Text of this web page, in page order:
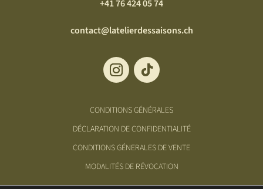
+41 76 424 05 74
contact@latelierdessaisons.ch
CONDITIONS GÉNÉRALES
DÉCLARATION DE CONFIDENTIALITÉ
CONDITIONS GÉNERALES DE VENTE
MODALITÉS DE RÉVOCATION